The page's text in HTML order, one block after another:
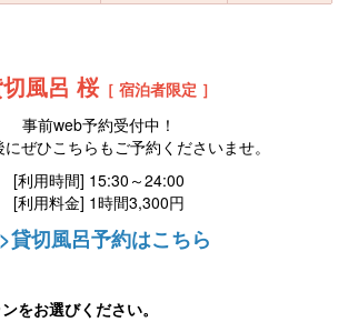
風呂 桜［ 宿泊者限定 ］
事前web予約受付中！
ぜひこちらもご予約くださいませ。
[利用時間] 15:30～24:00
[利用料金] 1時間3,300円
貸切風呂予約はこちら
をお選びください。